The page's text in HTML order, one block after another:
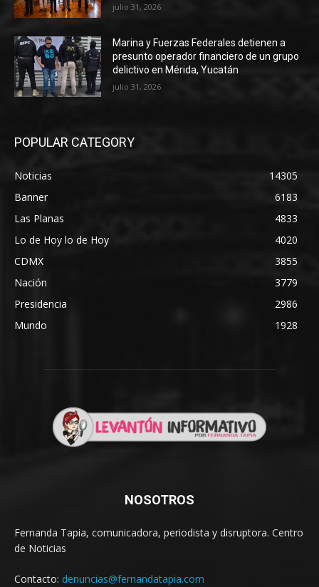
julio 31, 2026
Marina y Fuerzas Federales detienen a
presunto operador financiero de un grupo
delictivo en Mérida, Yucatán
julio 31, 2026
POPULAR CATEGORY
Noticias
14305
Banner
6183
Las Planas
4833
Lo de Hoy lo de Hoy
4020
CDMX
3855
Nación
3779
Presidencia
2986
Mundo
1928
NOSOTROS
Fernanda Tapia, comunicadora, periodista y disruptora. Centro
de Noticias
Contacto: denuncias@fernandatapia.com